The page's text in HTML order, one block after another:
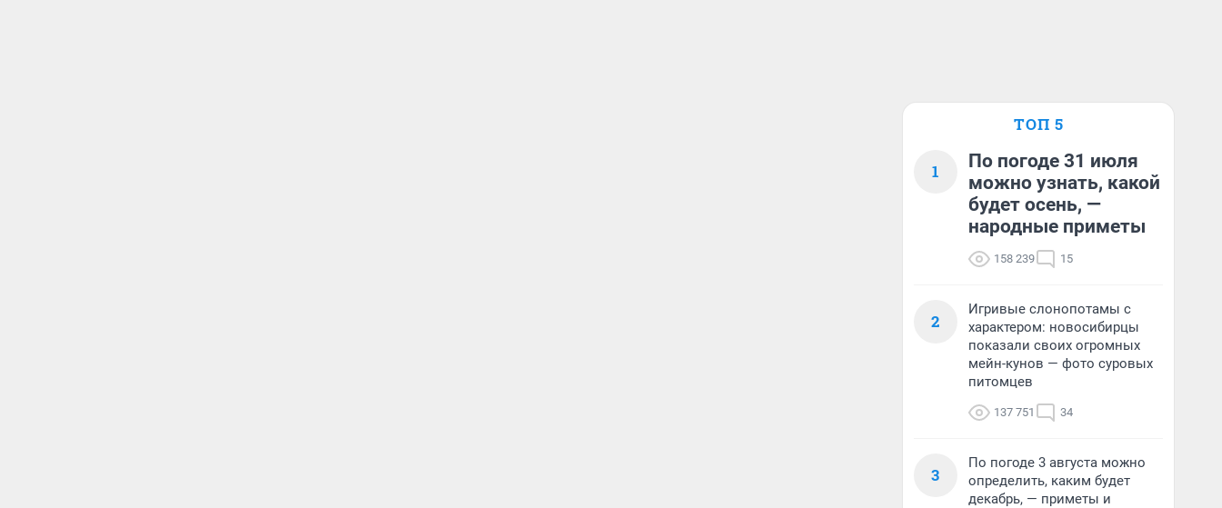
ТОП 5
1
По погоде 31 июля
можно узнать, какой
будет осень, —
народные приметы
158 239 15
2
Игривые слонопотамы с
характером: новосибирцы
показали своих огромных
мейн-кунов — фото суровых
питомцев
137 751 34
3
По погоде 3 августа можно
определить, каким будет
декабрь, — приметы и